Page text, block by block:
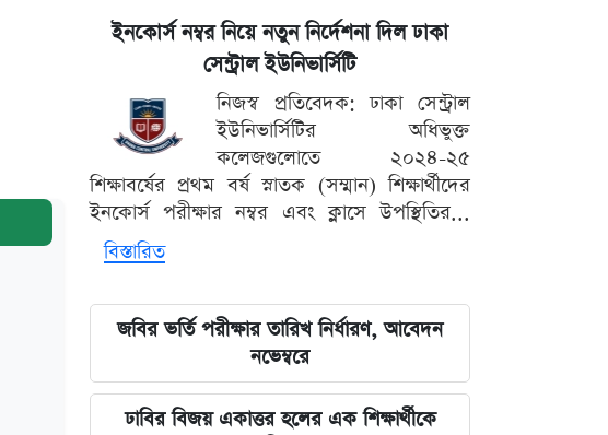
ইনকোর্স নম্বর নিয়ে নতুন নির্দেশনা দিল ঢাকা
সেন্ট্রাল ইউনিভার্সিটি
নিজস্ব প্রতিবেদক: ঢাকা সেন্ট্রাল
ইউনিভার্সিটির অধিভুক্ত
কলেজগুলোতে ২০২৪-২৫
শিক্ষাবর্ষের প্রথম বর্ষ স্নাতক (সম্মান) শিক্ষার্থীদের
ইনকোর্স পরীক্ষার নম্বর এবং ক্লাসে উপস্থিতির...
বিস্তারিত
জবির ভর্তি পরীক্ষার তারিখ নির্ধারণ, আবেদন
নভেম্বরে
ঢাবির বিজয় একাত্তর হলের এক শিক্ষার্থীকে